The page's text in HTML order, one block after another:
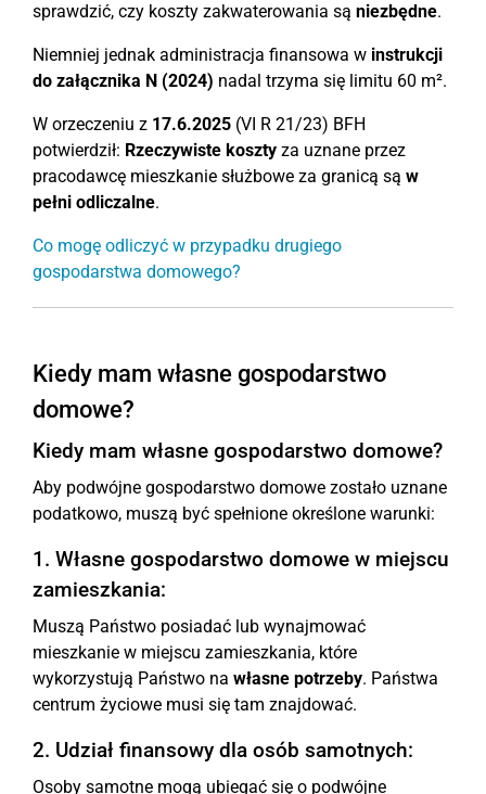
sprawdzić, czy koszty zakwaterowania są niezbędne.
Niemniej jednak administracja finansowa w instrukcji
do załącznika N (2024) nadal trzyma się limitu 60 m².
W orzeczeniu z 17.6.2025 (VI R 21/23) BFH
potwierdził: Rzeczywiste koszty za uznane przez
pracodawcę mieszkanie służbowe za granicą są w
pełni odliczalne.
Co mogę odliczyć w przypadku drugiego
gospodarstwa domowego?
Kiedy mam własne gospodarstwo
domowe?
Kiedy mam własne gospodarstwo domowe?
Aby podwójne gospodarstwo domowe zostało uznane
podatkowo, muszą być spełnione określone warunki:
1. Własne gospodarstwo domowe w miejscu
zamieszkania:
Muszą Państwo posiadać lub wynajmować
mieszkanie w miejscu zamieszkania, które
wykorzystują Państwo na własne potrzeby. Państwa
centrum życiowe musi się tam znajdować.
2. Udział finansowy dla osób samotnych:
Osoby samotne mogą ubiegać się o podwójne